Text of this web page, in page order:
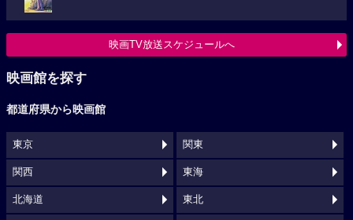
映画TV放送スケジュールへ
映画館を探す
都道府県から映画館
東京 関東
関西 東海
北海道 東北